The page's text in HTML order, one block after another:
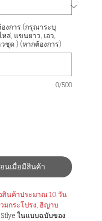
งการ (กรุณาระบุ
ล่, แขนยาว, เอว,
ชุด ) (หากต้องการ)
0/500
นเมื่อมีสินค้า
สินค้าประมาณ​ 10 วัน
มกระโปรง, ฮิญาบ
Stlye ในแบบฉบับของ